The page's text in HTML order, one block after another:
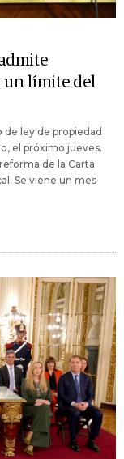
un límite del
de ley de propiedad
el próximo jueves.
de la Carta
Se viene un mes